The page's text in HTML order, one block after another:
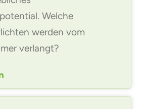
Welche
werden vom
verlangt?